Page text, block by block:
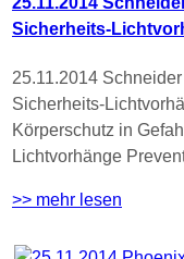
Sicherheits-
25.11.2014
Sicherheits-
Körperschutz in
Lichtvorhänge
>> mehr lesen